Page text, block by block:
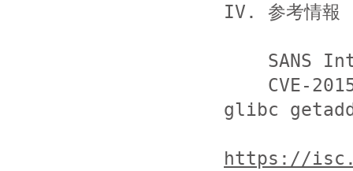
IV. 参考情報
glibc
https://